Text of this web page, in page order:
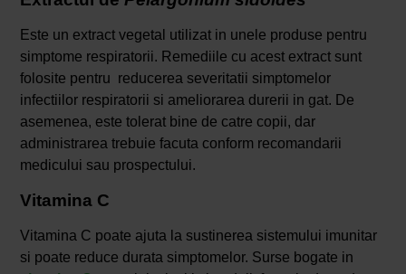
Este un extract vegetal utilizat in unele produse pentru
simptome respiratorii. Remediile cu acest extract sunt
folosite pentru reducerea severitatii simptomelor
infectiilor respiratorii si ameliorarea durerii in gat. De
asemenea, este tolerat bine de catre copii, dar
administrarea trebuie facuta conform recomandarii
medicului sau prospectului.
Vitamina C
Vitamina C poate ajuta la sustinerea sistemului imunitar
si poate reduce durata simptomelor. Surse bogate in